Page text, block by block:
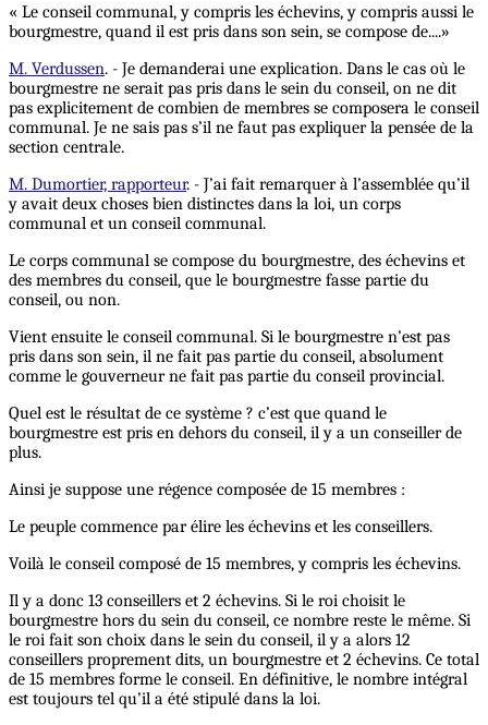
« Le conseil communal, y compris les échevins, y compris aussi le
bourgmestre, quand il est pris dans son sein, se compose de....»
M. Verdussen. - Je demanderai une explication. Dans le cas où le
bourgmestre ne serait pas pris dans le sein du conseil, on ne dit
pas explicitement de combien de membres se composera le conseil
communal. Je ne sais pas s’il ne faut pas expliquer la pensée de la
section centrale.
M. Dumortier, rapporteur. - J’ai fait remarquer à l’assemblée qu’il
y avait deux choses bien distinctes dans la loi, un corps
communal et un conseil communal.
Le corps communal se compose du bourgmestre, des échevins et
des membres du conseil, que le bourgmestre fasse partie du
conseil, ou non.
Vient ensuite le conseil communal. Si le bourgmestre n’est pas
pris dans son sein, il ne fait pas partie du conseil, absolument
comme le gouverneur ne fait pas partie du conseil provincial.
Quel est le résultat de ce système ? c’est que quand le
bourgmestre est pris en dehors du conseil, il y a un conseiller de
plus.
Ainsi je suppose une régence composée de 15 membres :
Le peuple commence par élire les échevins et les conseillers.
Voilà le conseil composé de 15 membres, y compris les échevins.
Il y a donc 13 conseillers et 2 échevins. Si le roi choisit le
bourgmestre hors du sein du conseil, ce nombre reste le même. Si
le roi fait son choix dans le sein du conseil, il y a alors 12
conseillers proprement dits, un bourgmestre et 2 échevins. Ce total
de 15 membres forme le conseil. En définitive, le nombre intégral
est toujours tel qu’il a été stipulé dans la loi.